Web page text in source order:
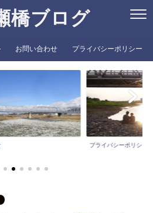
橋ブログ
お問い合わせ プライバシーポリシー
プライバシーポリシー